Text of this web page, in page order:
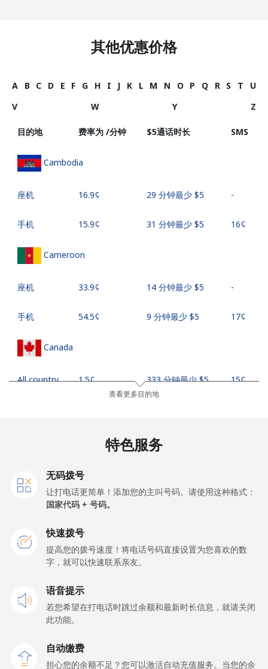
其他优惠价格
A B C D E F G H I J K L M N O P Q R S T
U
V
W Y Z
目的地 费率为 /分钟 ⁦$5⁩通话时长 SMS
Cambodia
座机 ⁦16.9¢⁩ 29 分钟最少 ⁦$5⁩ -
手机 ⁦15.9¢⁩ 31 分钟最少 ⁦$5⁩ ⁦16¢⁩
Cameroon
座机 ⁦33.9¢⁩ 14 分钟最少 ⁦$5⁩ -
手机 ⁦54.5¢⁩ 9 分钟最少 ⁦$5⁩ ⁦17¢⁩
Canada
All country ⁦1.5¢⁩ 333 分钟最少 ⁦$5⁩ ⁦15¢⁩
14 分钟最少 ⁦$5⁩
⁦39.5¢⁩
Caribbean Netherlands
座机 ⁦23.5¢⁩
⁦25.5¢⁩
Cayman Islands
手机 ⁦27.5¢⁩
查看更多目的地
特色服务
无码拨号
让打电话更简单！添加您的主叫号码。请使用这种格式：
国家代码 + 号码。
快速拨号
提高您的拨号速度！将电话号码直接设置为您喜欢的数
字，就可以快速联系亲友。
语音提示
若您希望在打电话时跳过余额和最新时长信息，就请关闭
此功能。
自动缴费
担心您的余额不足？您可以激活自动充值服务。当您的余